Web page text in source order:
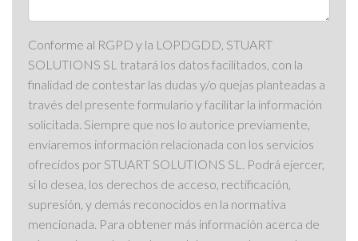
Conforme al RGPD y la LOPDGDD, STUART
SOLUTIONS SL tratará los datos facilitados, con la
finalidad de contestar las dudas y/o quejas planteadas a
través del presente formulario y facilitar la información
solicitada. Siempre que nos lo autorice previamente,
enviaremos información relacionada con los servicios
ofrecidos por STUART SOLUTIONS SL. Podrá ejercer,
si lo desea, los derechos de acceso, rectificación,
supresión, y demás reconocidos en la normativa
mencionada. Para obtener más información acerca de